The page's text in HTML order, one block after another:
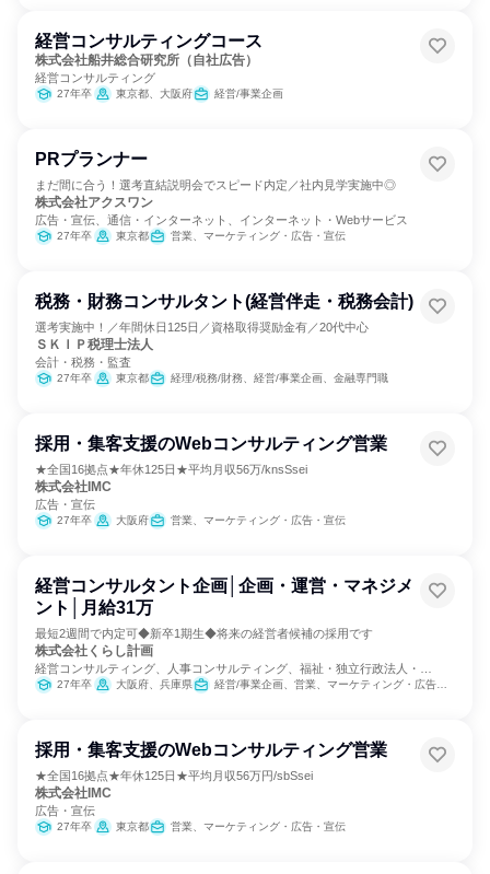
経営コンサルティングコース
株式会社船井総合研究所（自社広告）
経営コンサルティング
27年卒 東京都、大阪府 経営/事業企画
PRプランナー
まだ間に合う！選考直結説明会でスピード内定／社内見学実施中◎
株式会社アクスワン
広告・宣伝、通信・インターネット、インターネット・Webサービス
27年卒 東京都 営業、マーケティング・広告・宣伝
税務・財務コンサルタント(経営伴走・税務会計)
選考実施中！／年間休日125日／資格取得奨励金有／20代中心
ＳＫＩＰ税理士法人
会計・税務・監査
27年卒 東京都 経理/税務/財務、経営/事業企画、金融専門職
採用・集客支援のWebコンサルティング営業
★全国16拠点★年休125日★平均月収56万/knsSsei
株式会社IMC
広告・宣伝
27年卒 大阪府 営業、マーケティング・広告・宣伝
経営コンサルタント企画│企画・運営・マネジメ
ント│月給31万
最短2週間で内定可◆新卒1期生◆将来の経営者候補の採用です
株式会社くらし計画
経営コンサルティング、人事コンサルティング、福祉・独立行政法人・
NGO・NPO
27年卒 大阪府、兵庫県 経営/事業企画、営業、マーケティング・広告・宣伝
採用・集客支援のWebコンサルティング営業
★全国16拠点★年休125日★平均月収56万円/sbSsei
株式会社IMC
広告・宣伝
27年卒 東京都 営業、マーケティング・広告・宣伝